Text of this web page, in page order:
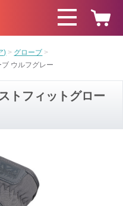
)
グローブ
ウルフグレー
トフィットグロー